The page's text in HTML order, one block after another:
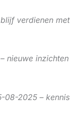
verdienen met
nieuwe inzichten
08-2025 – kennis